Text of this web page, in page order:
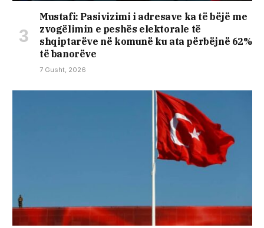
Mustafi: Pasivizimi i adresave ka të bëjë me
zvogëlimin e peshës elektorale të
shqiptarëve në komunë ku ata përbëjnë 62%
të banorëve
7 Gusht, 2026